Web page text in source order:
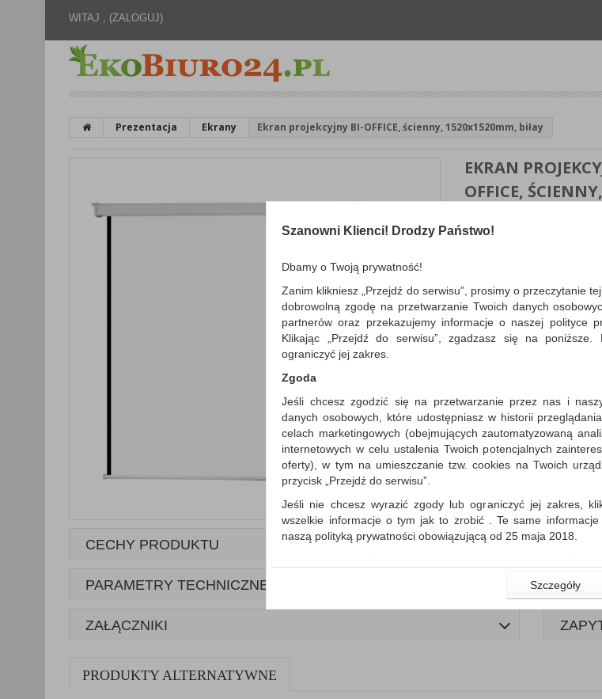
WITAJ , (ZALOGUJ)
Prezentacja Ekrany Ekran projekcyjny BI-OFFICE, ścienny, 1520x1520mm, biłay
EKRAN
OFFICE, ŚCIENNY,
Dostępność: TEL.
CECHY PRODUKTU
PARAMETRY TECHNICZNE
ZAŁĄCZNIKI
PRODUKTY ALTERNATYWNE
Szanowni Klienci! Drodzy Państwo!
Dbamy o Twoją prywatność!
Zanim klikniesz „Przejdź do serwisu”, prosimy o przeczytanie
dobrowolną zgodę na przetwarzanie Twoich danych
partnerów oraz przekazujemy informacje o naszej polityce
Klikając „Przejdź do serwisu”, zgadzasz się na
ograniczyć jej zakres.
Zgoda
Jeśli chcesz zgodzić się na przetwarzanie przez nas i
danych osobowych, które udostępniasz w historii
celach marketingowych (obejmujących zautomatyzowaną
internetowych w celu ustalenia Twoich potencjalnych
oferty), w tym na umieszczanie tzw. cookies na Twoich
przycisk „Przejdź do serwisu”.
Jeśli nie chcesz wyrazić zgody lub ograniczyć jej zakres,
wszelkie informacje o tym jak to zrobić . Te same
naszą polityką prywatności obowiązującą od 25 maja 2018.
W przypadku użytkowników zalogowanych, aby umożliwić
Państwem i związane z tym prawidłowe działanie naszej
wysłanie potwierdzenia zamówienia na Państwa email lub
informacji o promocjach czy cenach indywidualnych, ważna
której udzieliliście podczas zakładania konta.
Szczegóły